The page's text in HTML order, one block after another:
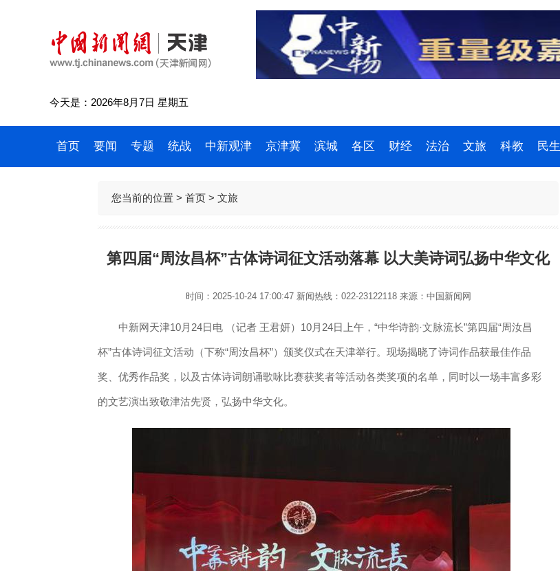
今天是：2026年8月7日 星期五
首页 要闻 专题 统战 中新观津 京津冀 滨城 各区 财经 法治 文旅 科教 民生
您当前的位置 > 首页 > 文旅
第四届“周汝昌杯”古体诗词征文活动落幕 以大美诗词弘扬中华文化
时间：2025-10-24 17:00:47 新闻热线：022-23122118来源：中国新闻网
中新网天津10月24日电 （记者 王君妍）10月24日上午，“中华诗韵·文脉流长”第四届“周汝昌
杯”古体诗词征文活动（下称“周汝昌杯”）颁奖仪式在天津举行。现场揭晓了诗词作品获最佳作品
奖、优秀作品奖，以及古体诗词朗诵歌咏比赛获奖者等活动各类奖项的名单，同时以一场丰富多彩
的文艺演出致敬津沽先贤，弘扬中华文化。